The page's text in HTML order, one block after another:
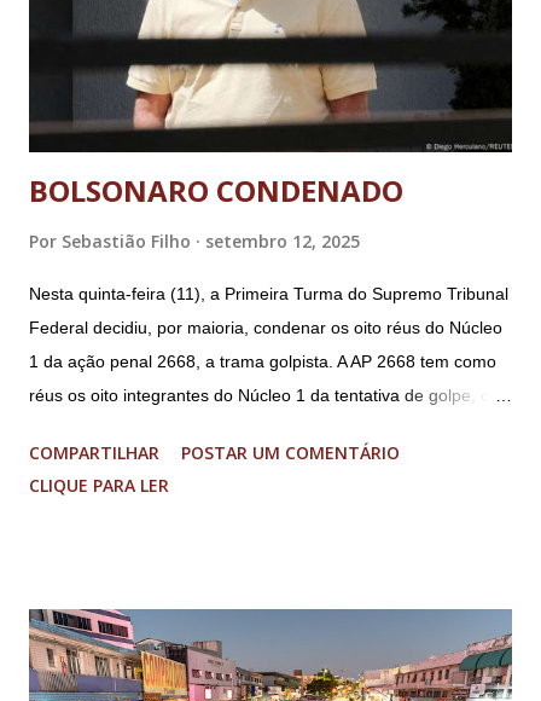
BOLSONARO CONDENADO
Por Sebastião Filho setembro 12, 2025
Nesta quinta-feira (11), a Primeira Turma do Supremo Tribunal
Federal decidiu, por maioria, condenar os oito réus do Núcleo
1 da ação penal 2668, a trama golpista. A AP 2668 tem como
réus os oito integrantes do Núcleo 1 da tentativa de golpe, ou
(PGR): o deputado federal Alexandre Ramagem, ex-diretor da
Agência Brasileira de Inteligência (Abin); o almirante Almir
Segurança Institucional (GSI); o tenente-coronel Mauro Cid,
ex-ajudante de ordens de Bolsonaro (réu-colaborador); o ex-
COMPARTILHAR
POSTAR UM COMENTÁRIO
CLIQUE PARA LER